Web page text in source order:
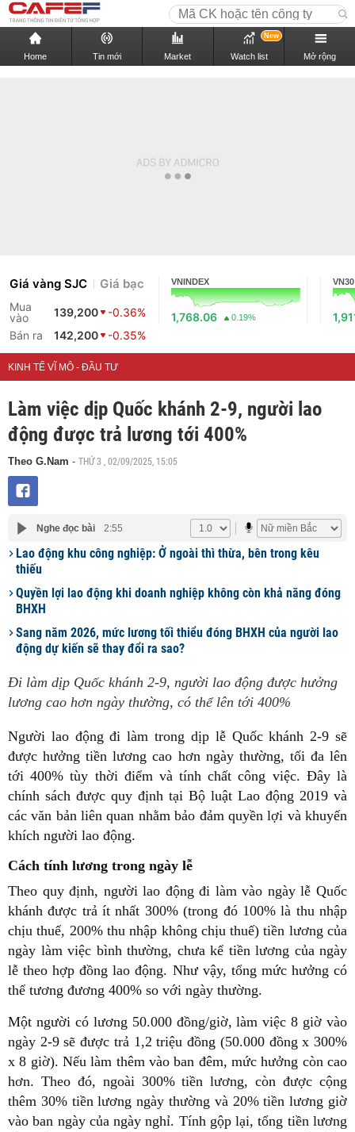
Home Tin mới Market Watch list
New
Mở rộng
Giá vàng SJC Giá bạc
Mua
vào
139,200
-0.36%
Bán ra
142,200 -0.35%
VNINDEX
1,768.06 0.19%
VN30
KINH TẾ VĨ MÔ - ĐẦU TƯ
Làm việc dịp Quốc khánh 2-9, người lao
động được trả lương tới 400%
Theo G.Nam - THỨ 3 , 02/09/2025, 15:05
Nghe đọc bài 2:55
Lao động khu công nghiệp: Ở ngoài thì thừa, bên trong kêu
thiếu
Quyền lợi lao động khi doanh nghiệp không còn khả năng đóng
BHXH
Sang năm 2026, mức lương tối thiểu đóng BHXH của người lao
động dự kiến sẽ thay đổi ra sao?
Đi làm dịp Quốc khánh 2-9, người lao động được hưởng
lương cao hơn ngày thường, có thể lên tới 400%
Người lao động đi làm trong dịp lễ Quốc khánh 2-9 sẽ
được hưởng tiền lương cao hơn ngày thường, tối đa lên
tới 400% tùy thời điểm và tính chất công việc. Đây là
chính sách được quy định tại Bộ luật Lao động 2019 và
các văn bản liên quan nhằm bảo đảm quyền lợi và khuyến
khích người lao động.
Cách tính lương trong ngày lễ
Theo quy định, người lao động đi làm vào ngày lễ Quốc
khánh được trả ít nhất 300% (trong đó 100% là thu nhập
chịu thuế, 200% thu nhập không chịu thuế) tiền lương của
ngày làm việc bình thường, chưa kể tiền lương của ngày
lễ theo hợp đồng lao động. Như vậy, tổng mức hưởng có
thể tương đương 400% so với ngày thường.
Một người có lương 50.000 đồng/giờ, làm việc 8 giờ vào
ngày 2-9 sẽ được trả 1,2 triệu đồng (50.000 đồng x 300%
x 8 giờ). Nếu làm thêm vào ban đêm, mức hưởng còn cao
hơn. Theo đó, ngoài 300% tiền lương, còn được cộng
thêm 30% tiền lương ngày thường và 20% tiền lương giờ
vào ban ngày của ngày nghỉ. Tính gộp lại, tổng tiền lương